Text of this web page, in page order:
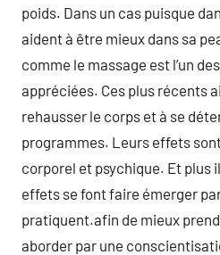
poids. Dans un cas puisque
aident à être mieux dans sa
comme le massage est l’un
appréciées. Ces plus récents
rehausser le corps et à se
programmes. Leurs effets
corporel et psychique. Et plus
effets se font faire émerger
pratiquent.afin de mieux
aborder par une